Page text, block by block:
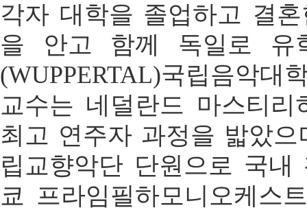
각자 대학을 졸업하고 결
을 안고 함께 독일로 유
(WUPPERTAL)국립음악대
교수는 네덜란드 마스티리
최고 연주자 과정을 밟았
립교향악단 단원으로 국
쿄 프라임필하모니오케스